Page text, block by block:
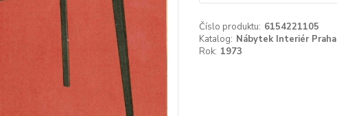
Číslo produktu: 6154221105
Katalog: Nábytek Interiér Praha
Rok: 1973